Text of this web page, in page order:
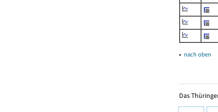
▴ nach oben
Das